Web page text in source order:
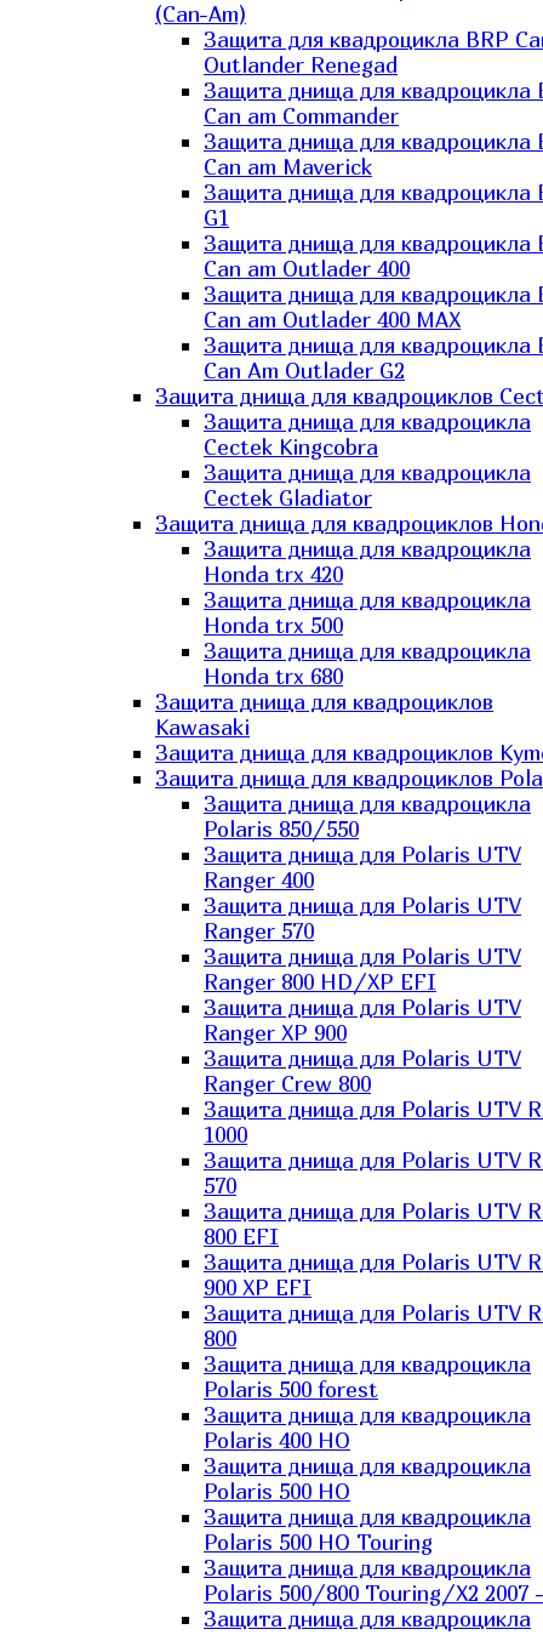
(Can-Am)
Защита для квадроцикла BRP
Outlander Renegad
Защита днища для квадроцикла
Can am Commander
Защита днища для квадроцикла
Can am Maverick
Защита днища для квадроцикла
G1
Защита днища для квадроцикла
Can am Outlader 400
Защита днища для квадроцикла
Can am Outlader 400 MAX
Защита днища для квадроцикла
Can Аm Outlader G2
Защита днища для квадроциклов
Защита днища для квадроцикла
Cectek Kingcobra
Защита днища для квадроцикла
Cectek Gladiator
Защита днища для квадроциклов
Защита днища для квадроцикла
Honda trx 420
Защита днища для квадроцикла
Honda trx 500
Защита днища для квадроцикла
Honda trx 680
Защита днища для квадроциклов
Kawasaki
Защита днища для квадроциклов
Защита днища для квадроциклов
Защита днища для квадроцикла
Polaris 850/550
Защита днища для Polaris UTV
Ranger 400
Защита днища для Polaris UTV
Ranger 570
Защита днища для Polaris UTV
Ranger 800 HD/XP EFI
Защита днища для Polaris UTV
Ranger XP 900
Защита днища для Polaris UTV
Ranger Сrew 800
Защита днища для Polaris UTV
1000
Защита днища для Polaris UTV
570
Защита днища для Polaris UTV
800 EFI
Защита днища для Polaris UTV
900 XP EFI
Защита днища для Polaris UTV
800
Защита днища для квадроцикла
Polaris 500 forest
Защита днища для квадроцикла
Polaris 400 HO
Защита днища для квадроцикла
Polaris 500 HO
Защита днища для квадроцикла
Polaris 500 HO Touring
Защита днища для квадроцикла
Polaris 500/800 Touring/X2 2007 -
Защита днища для квадроцикла